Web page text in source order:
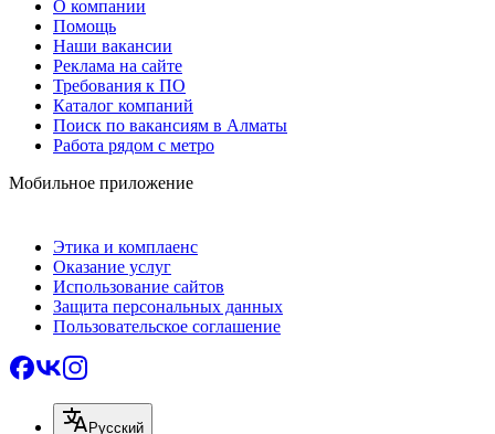
О компании
Помощь
Наши вакансии
Реклама на сайте
Требования к ПО
Каталог компаний
Поиск по вакансиям в Алматы
Работа рядом с метро
Мобильное приложение
Этика и комплаенс
Оказание услуг
Использование сайтов
Защита персональных данных
Пользовательское соглашение
Русский